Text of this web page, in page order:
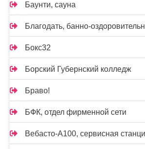
Баунти, сауна
Благодать, банно-
Бокс32
Борский Губернский колледж
Браво!
БФК, отдел фирменной сети
Вебасто-А100, сервисная